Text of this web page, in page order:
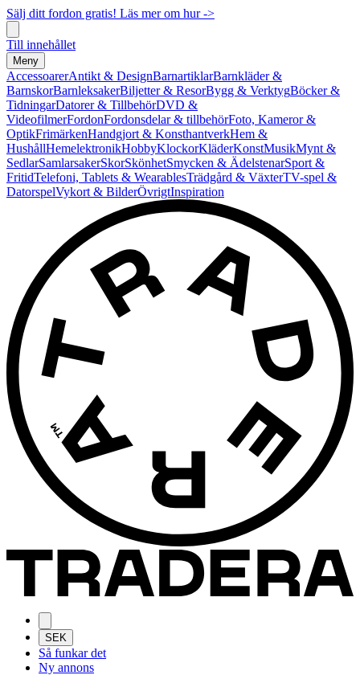
Sälj ditt fordon gratis! Läs mer om hur ->
Till innehållet
Meny
AccessoarerAntikt & DesignBarnartiklarBarnkläder &
BarnskorBarnleksakerBiljetter & ResorBygg & VerktygBöcker &
TidningarDatorer & TillbehörDVD &
VideofilmerFordonFordonsdelar & tillbehörFoto, Kameror &
OptikFrimärkenHandgjort & KonsthantverkHem &
HushållHemelektronikHobbyKlockorKläderKonstMusikMynt &
SedlarSamlarsakerSkorSkönhetSmycken & ÄdelstenarSport &
FritidTelefoni, Tablets & WearablesTrädgård & VäxterTV-spel &
DatorspelVykort & BilderÖvrigtInspiration
SEK
Så funkar det
Ny annons